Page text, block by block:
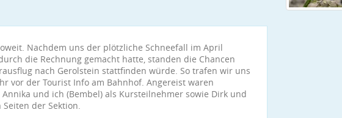
Nachdem uns der plötzliche Schneefall im April
die Rechnung gemacht hatte, standen die Chancen
nach Gerolstein stattfinden würde. So trafen wir uns
vor der Tourist Info am Bahnhof. Angereist waren
und ich (Bembel) als Kursteilnehmer sowie Dirk und
der Sektion.